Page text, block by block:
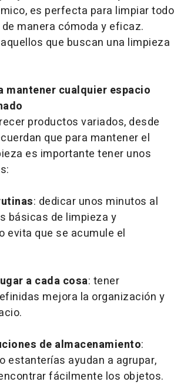
es perfecta para limpiar todo
manera cómoda y eficaz.
que buscan una limpieza
mantener cualquier espacio
productos variados, desde
que para mantener el
es importante tener unos
: dedicar unos minutos al
básicas de limpieza y
evita que se acumule el
a cada cosa: tener
mejora la organización y
de almacenamiento:
estanterías ayudan a agrupar,
fácilmente los objetos.